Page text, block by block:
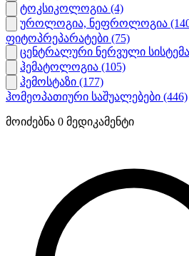
ტოკსიკოლოგია (4)
უროლოგია, ნეფროლოგია
ფიტოპრეპარატები (75)
ცენტრალური ნერვული სისტემა
ჰემატოლოგია (105)
ჰემოსტაზი (177)
ჰომეოპათიური საშუალებები (446)
მოიძებნა 0 მედიკამენტი